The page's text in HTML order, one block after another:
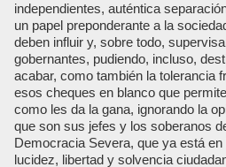
independientes, auténtica
un papel preponderante a la
deben influir y, sobre todo,
gobernantes, pudiendo, incluso,
acabar, como también la tolerancia
esos cheques en blanco que
como les da la gana, ignorando la
que son sus jefes y los soberanos
Democracia Severa, que ya está
lucidez, libertad y solvencia